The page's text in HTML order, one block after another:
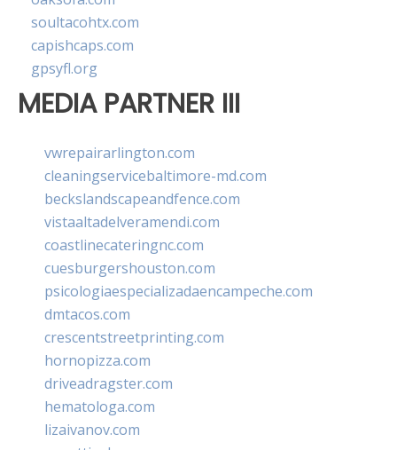
soultacohtx.com
capishcaps.com
gpsyfl.org
MEDIA PARTNER III
vwrepairarlington.com
cleaningservicebaltimore-md.com
beckslandscapeandfence.com
vistaaltadelveramendi.com
coastlinecateringnc.com
cuesburgershouston.com
psicologiaespecializadaencampeche.com
dmtacos.com
crescentstreetprinting.com
hornopizza.com
driveadragster.com
hematologa.com
lizaivanov.com